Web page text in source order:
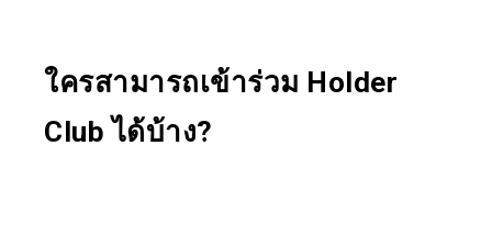
ใครสามารถเข้าร่วม Holder
Club ได้บ้าง?